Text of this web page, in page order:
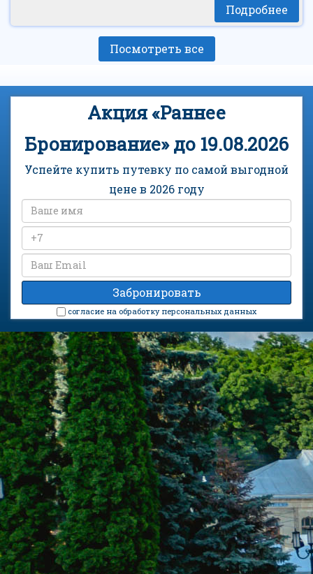
Подробнее
Посмотреть все
Акция «Раннее
Бронирование» до 19.08.2026
Успейте купить путевку по самой выгодной
цене в 2026 году
cогласие на обработку персональных данных
Санаторий «Истокъ» на карте